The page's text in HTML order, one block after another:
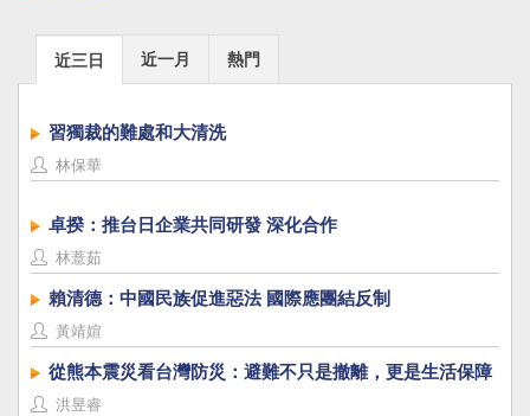
近三日 近一月 熱門
習獨裁的難處和大清洗
林保華
卓揆：推台日企業共同研發 深化合作
林薏茹
賴清德：中國民族促進惡法 國際應團結反制
黃靖媗
從熊本震災看台灣防災：避難不只是撤離，更是生活保障
洪昱睿